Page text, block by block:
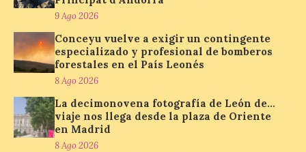
de…viaje. Una iniciativa
organizado por la sección
juvenil de la Asociación
Enróllate, la Asociación
Conceyu País Llionés y el Diario de
Turismo, Ocio e Información para
jóvenes “Enredando.info”. Miguel Robles
nos envía la vigésima fotografía de […]
9 Ago 2026
Conceyu vuelve a exigir un contingente
especializado y profesional de bomberos
forestales en el País Leonés
8 Ago 2026
La decimonovena fotografía de León de…
viaje nos llega desde la plaza de Oriente
en Madrid
8 Ago 2026